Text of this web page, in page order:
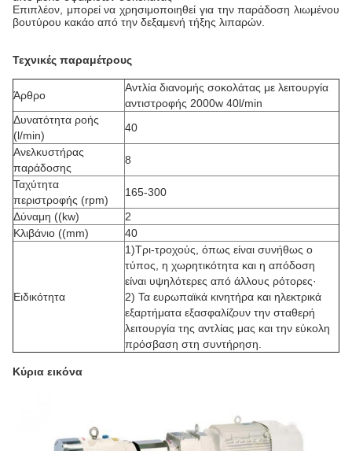
Επιπλέον, μπορεί να χρησιμοποιηθεί για την παράδοση λιωμένου
βουτύρου κακάο από την δεξαμενή τήξης λιπαρών.
Τεχνικές παραμέτρους
Άρθρο
Αντλία διανομής σοκολάτας με λειτουργία
αντιστροφής 2000w 40l/min
Δυνατότητα ροής
(l/min)
40
Ανελκυστήρας
παράδοσης
8
Ταχύτητα
περιστροφής (rpm)
165-300
Δύναμη ((kw)
2
Κλιβάνιο ((mm)
40
Ειδικότητα
1)Τρι-τροχούς, όπως είναι συνήθως ο
τύπος, η χωρητικότητα και η απόδοση
είναι υψηλότερες από άλλους ρότορες·
2) Τα ευρωπαϊκά κινητήρα και ηλεκτρικά
εξαρτήματα εξασφαλίζουν την σταθερή
λειτουργία της αντλίας μας και την εύκολη
πρόσβαση στη συντήρηση.
Κύρια εικόνα